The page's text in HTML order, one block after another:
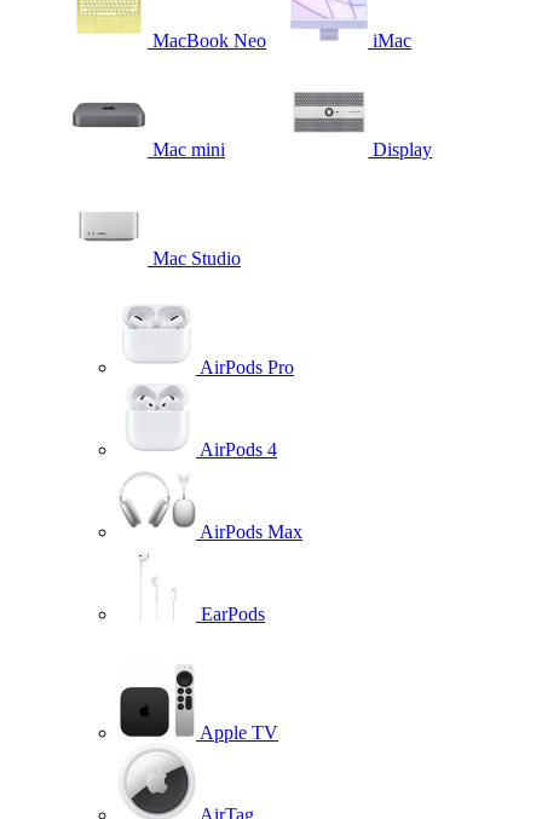
MacBook Neo iMac
Mac mini Display
Mac Studio
AirPods Pro
AirPods 4
AirPods Max
EarPods
Apple TV